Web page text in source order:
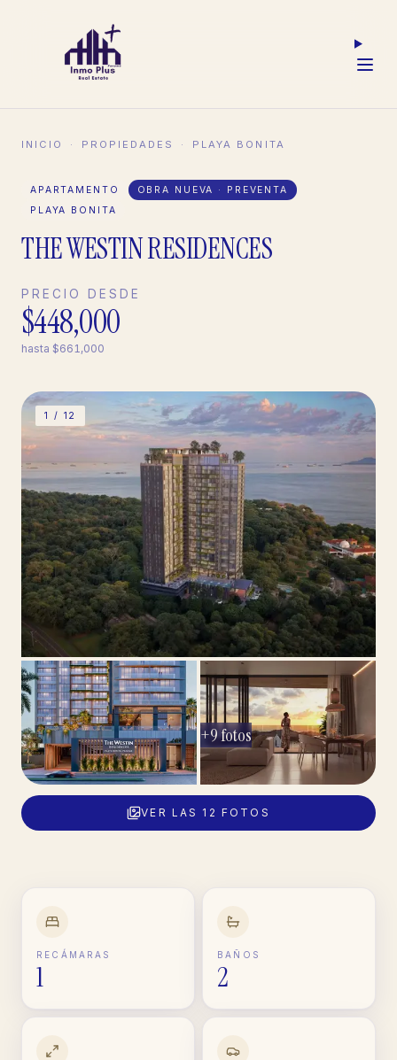
INICIO · PROPIEDADES · PLAYA BONITA
APARTAMENTO
OBRA NUEVA · PREVENTA
PLAYA BONITA
THE WESTIN RESIDENCES
PRECIO DESDE
$448,000
hasta $661,000
1 / 12
+9fotos
VER LAS 12 FOTOS
RECÁMARAS
1
BAÑOS
2